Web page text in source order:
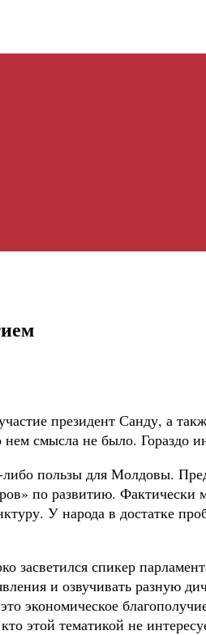
президент Санду, а
смысла не было. Гораздо
пользы для Молдовы.
по развитию.
У народа в достатке
спикер
и озвучивать разную
экономическое
этой тематикой не